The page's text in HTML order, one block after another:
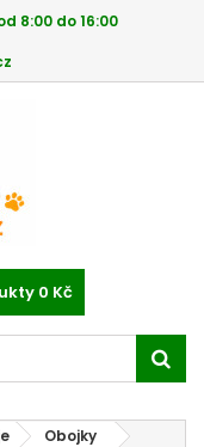
8:00 do 16:00
0 Kč
Obojky